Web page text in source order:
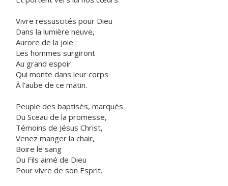
Vivre ressuscités pour Dieu
Dans la lumière neuve,
Aurore de la joie :
Les hommes surgiront
Au grand espoir
Qui monte dans leur corps
À l'aube de ce matin.
Peuple des baptisés, marqués
Du Sceau de la promesse,
Témoins de Jésus Christ,
Venez manger la chair,
Boire le sang
Du Fils aimé de Dieu
Pour vivre de son Esprit.